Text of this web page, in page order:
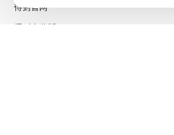
得到官网